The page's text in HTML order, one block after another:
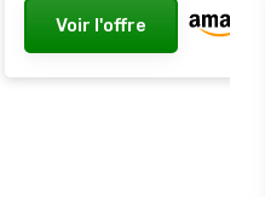
Voir l'offre